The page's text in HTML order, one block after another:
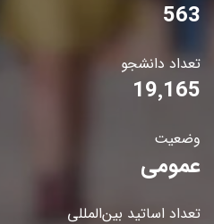
563
تعداد دانشجو
19٬165
وضعیت
عمومی
تعداد اساتید بین‌المللی